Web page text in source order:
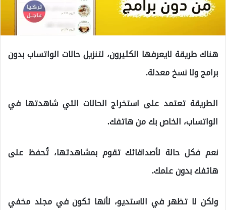
هناك طريقة لايعرفها الكثيرون، لتنزيل حالات الواتساب بدون
برامج ولا نسخ معدلة.
الطريقة تعتمد على استخراج الحالات التي شاهدتها في
الواتساب، الخاص بك من هاتفك.
نعم فكل حالة لأصداقائك تقوم بمشاهدتها، تُحفظ على
هاتفك بدون علمك.
ولكن لا تظهر في الاستديو، لأنها تكون في مجلد مخفي